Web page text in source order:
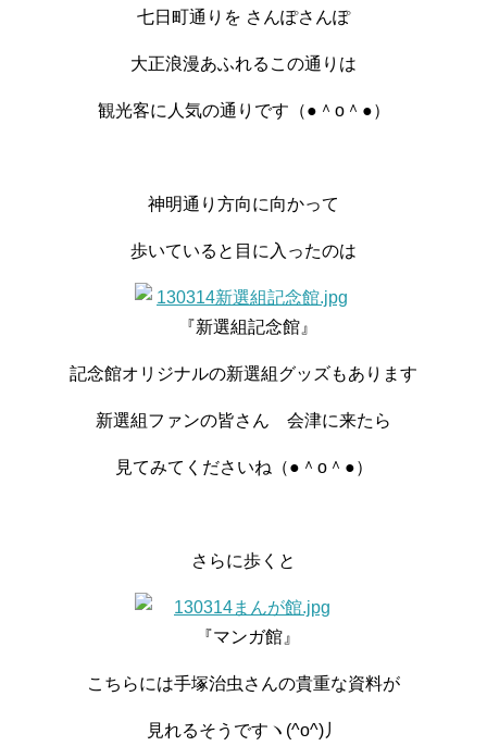
七日町通りを さんぽさんぽ
大正浪漫あふれるこの通りは
観光客に人気の通りです（●＾o＾●）
神明通り方向に向かって
歩いていると目に入ったのは
『新選組記念館』
記念館オリジナルの新選組グッズもあります
新選組ファンの皆さん 会津に来たら
見てみてくださいね（●＾o＾●）
さらに歩くと
『マンガ館』
こちらには手塚治虫さんの貴重な資料が
見れるそうですヽ(^o^)丿